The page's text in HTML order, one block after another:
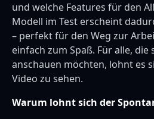
und welche Features für den
Modell im Test erscheint
– perfekt für den Weg zur
einfach zum Spaß. Für alle, die
anschauen möchten, lohnt es
Video zu sehen.
Warum lohnt sich der